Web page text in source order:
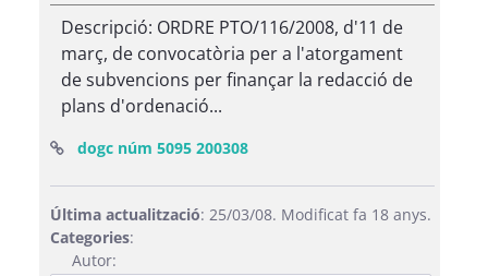
Descripció: ORDRE PTO/116/2008, d'11 de
març, de convocatòria per a l'atorgament
de subvencions per finançar la redacció de
plans d'ordenació...
dogc núm 5095 200308(Obre una finestra nova)
Última actualització: 25/03/08. Modificat fa 18 anys.
Categories:
Autor: